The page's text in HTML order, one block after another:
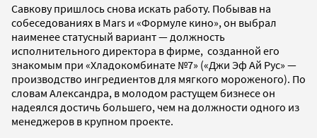
Савкову пришлось снова искать работу. Побывав на
собеседованиях в Mars и «Формуле кино», он выбрал
наименее статусный вариант — должность
исполнительного директора в фирме, созданной его
знакомым при «Хладокомбинате №7» («Джи Эф Ай Рус» —
производство ингредиентов для мягкого мороженого). По
словам Александра, в молодом растущем бизнесе он
надеялся достичь большего, чем на должности одного из
менеджеров в крупном проекте.